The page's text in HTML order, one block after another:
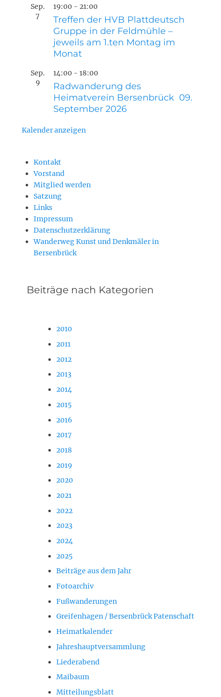
Sep.
7
19:00 - 21:00
Treffen der HVB Plattdeutsch
Gruppe in der Feldmühle –
jeweils am 1.ten Montag im
Monat
Sep.
9
14:00 - 18:00
Radwanderung des
Heimatverein Bersenbrück 09.
September 2026
Kalender anzeigen
Kontakt
Vorstand
Mitglied werden
Satzung
Links
Impressum
Datenschutzerklärung
Wanderweg Kunst und Denkmäler in
Bersenbrück
Beiträge nach Kategorien
2010
2011
2012
2013
2014
2015
2016
2017
2018
2019
2020
2021
2022
2023
2024
2025
Beiträge aus dem Jahr
Fotoarchiv
Fußwanderungen
Greifenhagen / Bersenbrück Patenschaft
Heimatkalender
Jahreshauptversammlung
Liederabend
Maibaum
Mitteilungsblatt